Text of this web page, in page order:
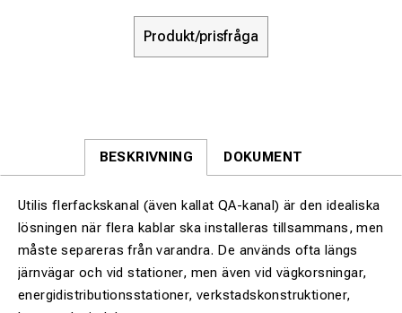
Produkt/prisfråga
BESKRIVNING DOKUMENT
Utilis flerfackskanal (även kallat QA-kanal) är den idealiska
lösningen när flera kablar ska installeras tillsammans, men
måste separeras från varandra. De används ofta längs
järnvägar och vid stationer, men även vid vägkorsningar,
energidistributionsstationer, verkstadskonstruktioner,